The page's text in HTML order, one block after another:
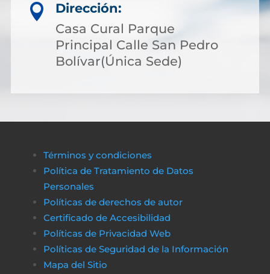

Dirección:
Casa Cural Parque
Principal Calle San Pedro
Bolívar(Única Sede)
Términos y condiciones
Política de Tratamiento de Datos
Personales
Políticas de derechos de autor
Certificado de Accesibilidad
Políticas de Privacidad Web
Políticas de Seguridad de la Información
Mapa del Sitio